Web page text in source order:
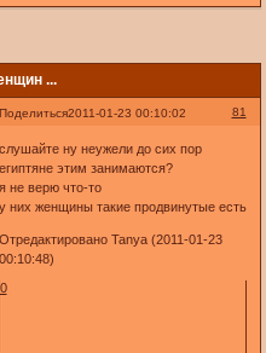
...
Поделиться 81
2011-01-23 00:10:02
слушайте ну неужели до сих пор
египтяне этим занимаются?
я не верю что-то
у них женщины такие продвинутые есть
Отредактировано Tanya (2011-01-23
00:10:48)
0